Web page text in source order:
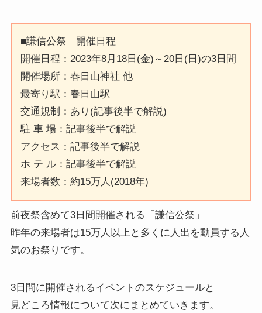
■謙信公祭 開催日程
開催日程：2023年8月18日(金)～20日(日)の3日間
開催場所：春日山神社 他
最寄り駅：春日山駅
交通規制：あり(記事後半で解説)
駐 車 場：記事後半で解説
アクセス：記事後半で解説
ホ テ ル：記事後半で解説
来場者数：約15万人(2018年)
前夜祭含めて3日間開催される「謙信公祭」
昨年の来場者は15万人以上と多くに人出を動員する人
気のお祭りです。
3日間に開催されるイベントのスケジュールと
見どころ情報について次にまとめていきます。